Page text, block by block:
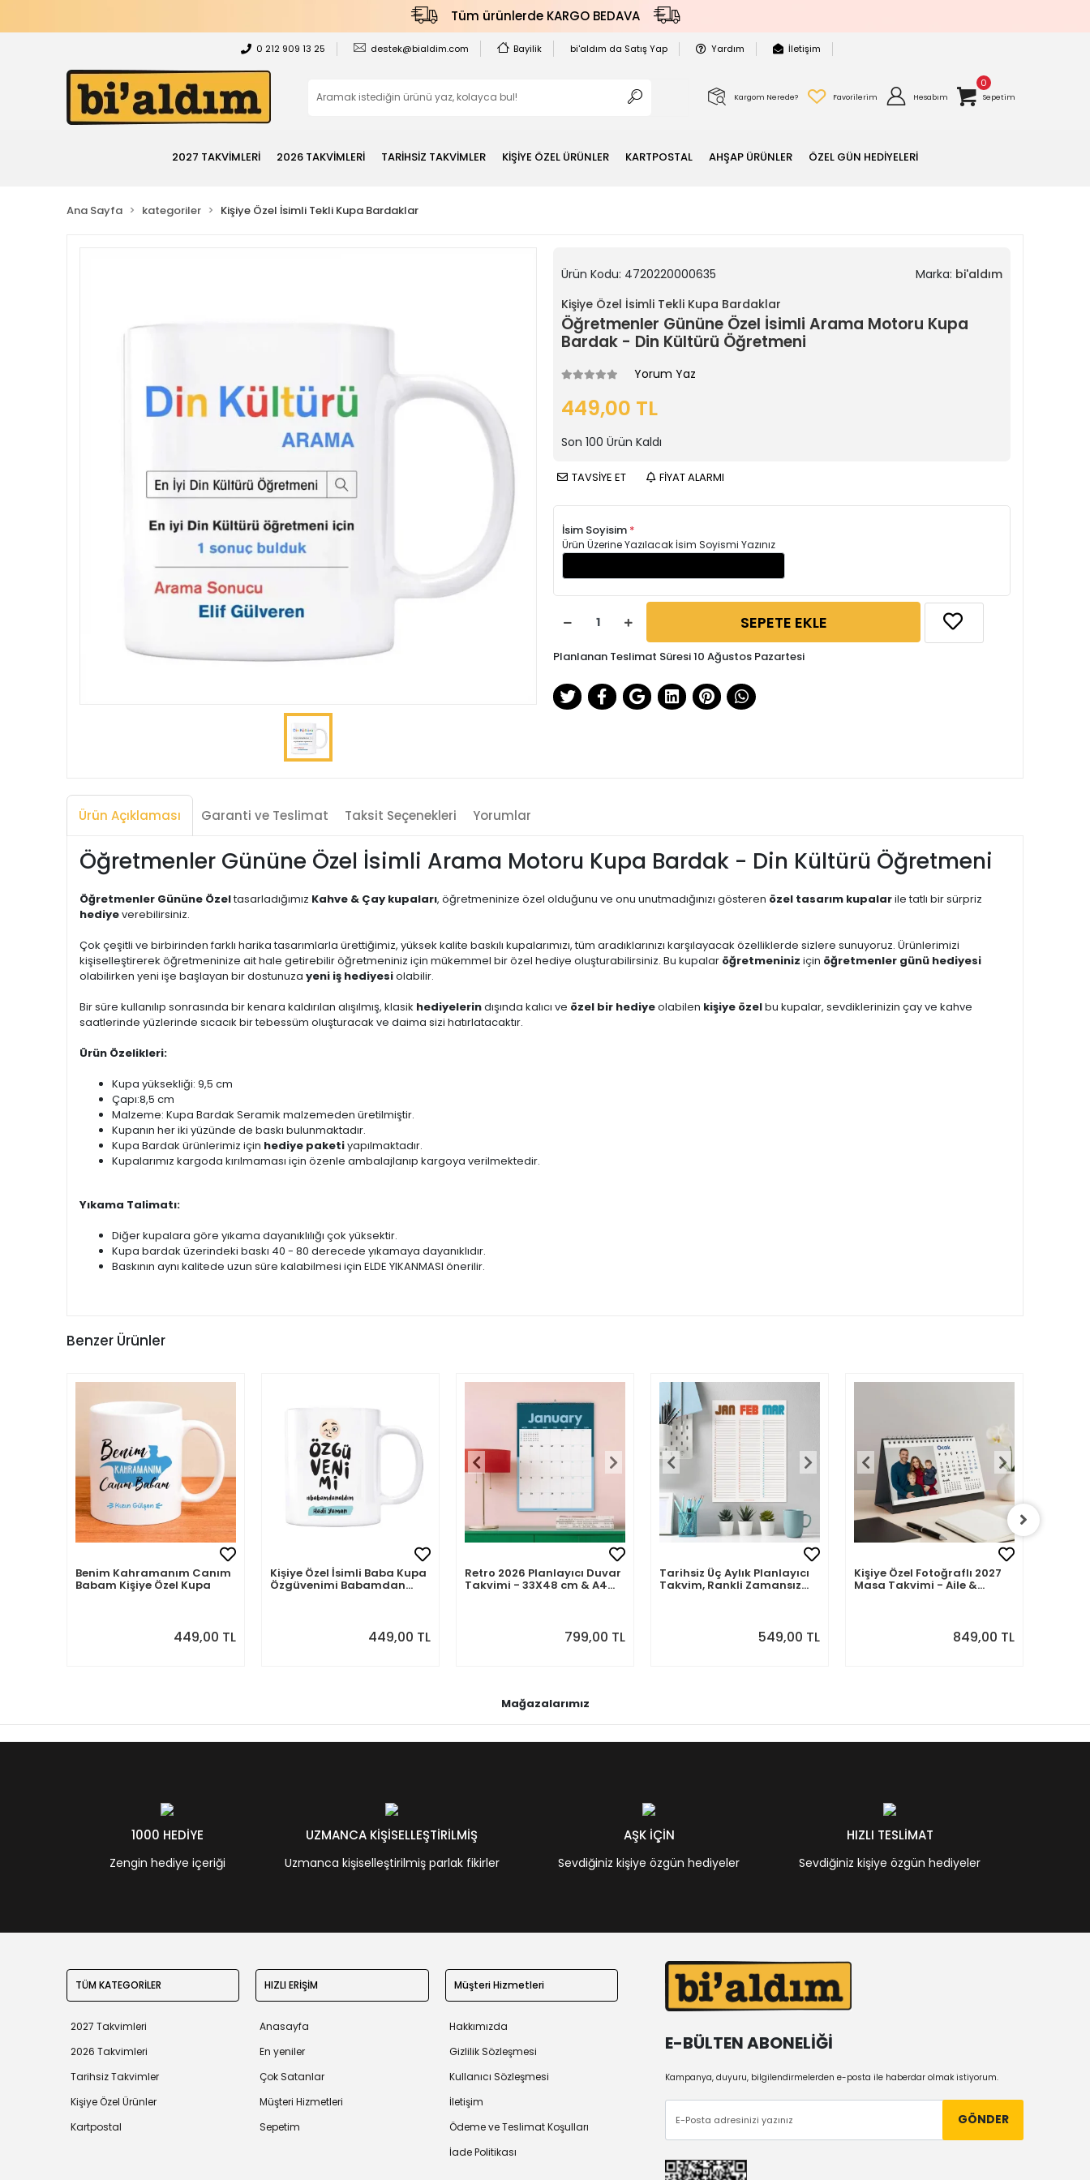
Tüm ürünlerde KARGO BEDAVA
0 212 909 13 25 destek@bialdim.com Bayilik bi'aldım da Satış Yap Yardım İletişim
Kargom Nerede? Favorilerim Hesabım
0
Sepetim
2027 TAKVİMLERİ 2026 TAKVİMLERİ TARİHSİZ TAKVİMLER KİŞİYE ÖZEL ÜRÜNLER KARTPOSTAL AHŞAP ÜRÜNLER ÖZEL GÜN HEDİYELERİ
Ana Sayfa kategoriler Kişiye Özel İsimli Tekli Kupa Bardaklar
Ürün Kodu: 4720220000635 Marka: bi'aldım
Kişiye Özel İsimli Tekli Kupa Bardaklar
Öğretmenler Gününe Özel İsimli Arama Motoru Kupa
Bardak - Din Kültürü Öğretmeni
Yorum Yaz
449,00 TL
Son 100 Ürün Kaldı
TAVSİYE ET FİYAT ALARMI
İsim Soyisim *
Ürün Üzerine Yazılacak İsim Soyismi Yazınız
SEPETE EKLE
Planlanan Teslimat Süresi 10 Ağustos Pazartesi
Ürün Açıklaması Garanti ve Teslimat Taksit Seçenekleri Yorumlar
Öğretmenler Gününe Özel İsimli Arama Motoru Kupa Bardak - Din Kültürü Öğretmeni
Öğretmenler Gününe Özeltasarladığımız Kahve & Çay kupaları, öğretmeninize özel olduğunu ve onu unutmadığınızı gösteren özel tasarım kupalarile tatlı bir sürpriz
hediyeverebilirsiniz.
Çok çeşitli ve birbirinden farklı harika tasarımlarla ürettiğimiz, yüksek kalite baskılı kupalarımızı, tüm aradıklarınızı karşılayacak özelliklerde sizlere sunuyoruz. Ürünlerimizi
kişiselleştirerek öğretmeninize ait hale getirebilir öğretmeniniz için mükemmel bir özel hediye oluşturabilirsiniz. Bu kupalar öğretmeniniz için öğretmenler günü hediyesi
olabilirken yeni işe başlayan bir dostunuza yeni iş hediyesiolabilir.
Bir süre kullanılıp sonrasında bir kenara kaldırılan alışılmış, klasik hediyelerindışında kalıcı ve özel bir hediyeolabilen kişiye özelbu kupalar, sevdiklerinizin çay ve kahve
saatlerinde yüzlerinde sıcacık bir tebessüm oluşturacak ve daima sizi hatırlatacaktır.
Ürün Özelikleri:
Kupa yüksekliği: 9,5 cm
Çapı:8,5 cm
Malzeme: Kupa Bardak Seramik malzemeden üretilmiştir.
Kupanın her iki yüzünde de baskı bulunmaktadır.
Kupa Bardak ürünlerimiz için hediye paketiyapılmaktadır.
Kupalarımız kargoda kırılmaması için özenle ambalajlanıp kargoya verilmektedir.
Yıkama Talimatı:
Diğer kupalara göre yıkama dayanıklılığı çok yüksektir.
Kupa bardak üzerindeki baskı 40 - 80 derecede yıkamaya dayanıklıdır.
Baskının aynı kalitede uzun süre kalabilmesi için ELDE YIKANMASI önerilir.
Benzer Ürünler
Benim Kahramanım Canım
Babam Kişiye Özel Kupa
449,00 TL
Kişiye Özel İsimli Baba Kupa
Özgüvenimi Babamdan
449,00 TL
Retro 2026 Planlayıcı Duvar
Takvimi - 33X48 cm & A4
799,00 TL
Tarihsiz Üç Aylık Planlayıcı
Takvim, Rankli Zamansız
549,00 TL
Kişiye Özel Fotoğraflı 2027
Masa Takvimi - Aile &
849,00 TL
Mağazalarımız
1000 HEDİYE
Zengin hediye içeriği
UZMANCA KİŞİSELLEŞTİRİLMİŞ
Uzmanca kişiselleştirilmiş parlak fikirler
AŞK İÇİN
Sevdiğiniz kişiye özgün hediyeler
HIZLI TESLİMAT
Sevdiğiniz kişiye özgün hediyeler
TÜM KATEGORİLER
2027 Takvimleri
2026 Takvimleri
Tarihsiz Takvimler
Kişiye Özel Ürünler
Kartpostal
HIZLI ERİŞİM
Anasayfa
En yeniler
Çok Satanlar
Müşteri Hizmetleri
Sepetim
Müşteri Hizmetleri
Hakkımızda
Gizlilik Sözleşmesi
Kullanıcı Sözleşmesi
İletişim
Ödeme ve Teslimat Koşulları
İade Politikası
E-BÜLTEN ABONELİĞİ
Kampanya, duyuru, bilgilendirmelerden e-posta ile haberdar olmak istiyorum.
GÖNDER